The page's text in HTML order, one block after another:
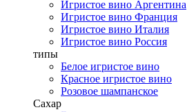
Игристое вино Аргентина
Игристое вино Франция
Игристое вино Италия
Игристое вино Россия
типы
Белое игристое вино
Красное игристое вино
Розовое шампанское
Сахар